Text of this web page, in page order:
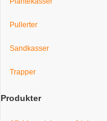
Pullerter
Sandkasser
Trapper
Produkter